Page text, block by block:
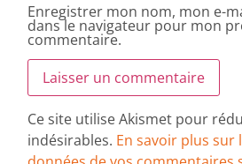
Enregistrer mon nom, mon e-
dans le navigateur pour mon
commentaire.
Ce site utilise Akismet pour
indésirables. En savoir plus sur